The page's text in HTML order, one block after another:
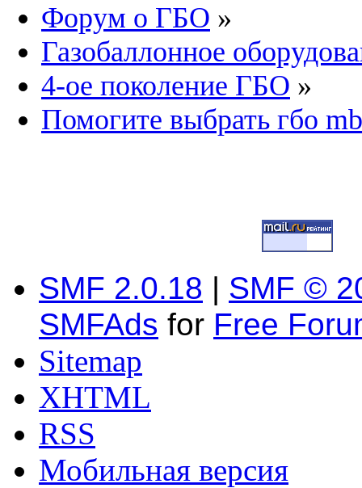
Форум о ГБО »
Газобаллонное
4-ое поколение ГБО »
Помогите выбрать гбо
SMF 2.0.18 | SMF ©
SMFAds for Free
Sitemap
XHTML
RSS
Мобильная версия